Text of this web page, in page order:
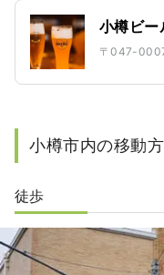
小樽ビー
〒047-
小樽市内の移動
徒歩